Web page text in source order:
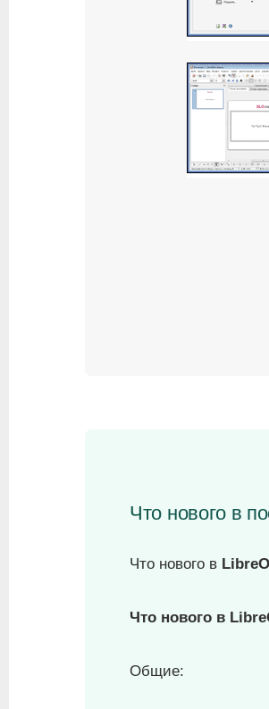
Что нового в
Что нового в
Что нового в
Общие: